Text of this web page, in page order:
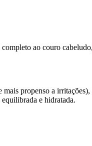
ao couro
propenso a
e hidratada.